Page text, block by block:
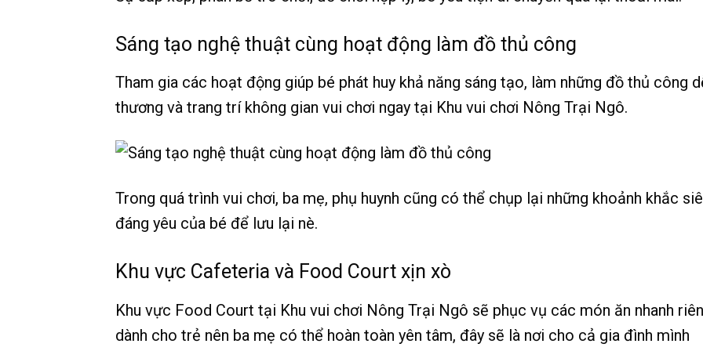
Sáng tạo nghệ thuật cùng hoạt động làm đồ thủ công
Tham gia các hoạt động giúp bé phát huy khả năng sáng tạo, làm những đồ thủ công
thương và trang trí không gian vui chơi ngay tại Khu vui chơi Nông Trại Ngô.
Trong quá trình vui chơi, ba mẹ, phụ huynh cũng có thể chụp lại những khoảnh khắc
đáng yêu của bé để lưu lại nè.
Khu vực Cafeteria và Food Court xịn xò
Khu vực Food Court tại Khu vui chơi Nông Trại Ngô sẽ phục vụ các món ăn nhanh
dành cho trẻ nên ba mẹ có thể hoàn toàn yên tâm, đây sẽ là nơi cho cả gia đình mình